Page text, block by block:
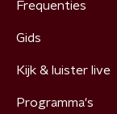
Frequenties
Gids
Kijk & luister live
Programma's